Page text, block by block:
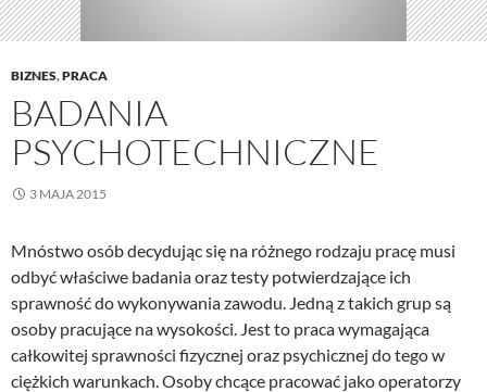
BIZNES,PRACA
BADANIA
PSYCHOTECHNICZNE
3 MAJA 2015
Mnóstwo osób decydując się na różnego rodzaju pracę musi
odbyć właściwe badania oraz testy potwierdzające ich
sprawność do wykonywania zawodu. Jedną z takich grup są
osoby pracujące na wysokości. Jest to praca wymagająca
całkowitej sprawności fizycznej oraz psychicznej do tego w
ciężkich warunkach. Osoby chcące pracować jako operatorzy